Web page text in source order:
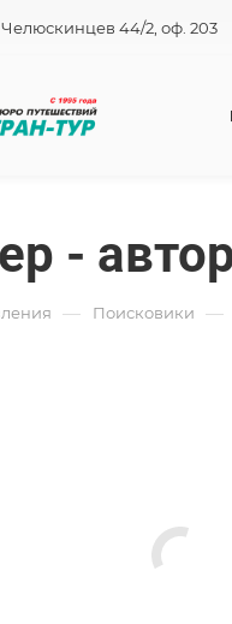
44/2, оф. 203
-
— Поисковики —